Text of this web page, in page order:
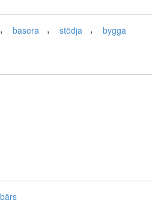
, basera , stödja , bygga
bärs